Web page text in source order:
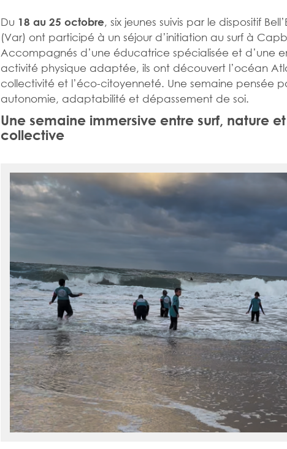
Du 18 au 25 octobre, six jeunes suivis par le dispositif
(Var) ont participé à un séjour d’initiation au surf à
Accompagnés d’une éducatrice spécialisée et d’une
activité physique adaptée, ils ont découvert l’océan
collectivité et l’éco-citoyenneté. Une semaine pensée
autonomie, adaptabilité et dépassement de soi.
Une semaine immersive entre surf, nature
collective